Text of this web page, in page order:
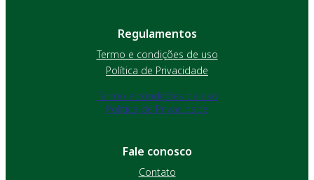
Regulamentos
Termo e condições de uso
Política de Privacidade
Termo e condições de uso
Política de Privacidade
Fale conosco
Contato